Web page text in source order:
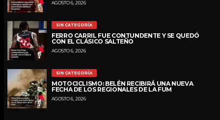
AGOSTO 6, 2026
SIN CATEGORÍA
FERRO CARRIL FUE CONTUNDENTE Y SE QUEDÓ
CON EL CLÁSICO SALTEÑO
AGOSTO 6, 2026
SIN CATEGORÍA
MOTOCICLISMO: BELÉN RECIBIRÁ UNA NUEVA
FECHA DE LOS REGIONALES DE LA FUM
AGOSTO 6, 2026